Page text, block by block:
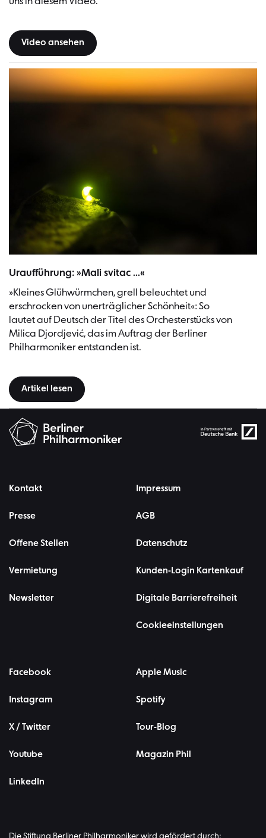
Video ansehen
Uraufführung: »Mali svitac ...«
»Kleines Glühwürmchen, grell beleuchtet und
erschrocken von unerträglicher Schönheit«: So
lautet auf Deutsch der Titel des Orchesterstücks von
Milica Djordjević, das im Auftrag der Berliner
Philharmoniker entstanden ist.
Artikel lesen
Kontakt
Presse
Offene Stellen
Vermietung
Newsletter
Impressum
AGB
Datenschutz
Kunden-Login Kartenkauf
Digitale Barrierefreiheit
Cookieeinstellungen
Facebook
Instagram
X / Twitter
Youtube
LinkedIn
Apple Music
Spotify
Tour-Blog
Magazin Phil